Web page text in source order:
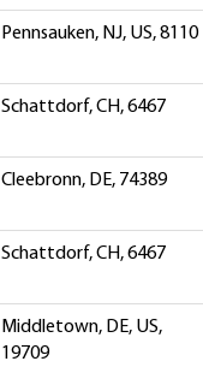
Pennsauken, NJ, US, 8110
Schattdorf, CH, 6467
Cleebronn, DE, 74389
Schattdorf, CH, 6467
Middletown, DE, US,
19709